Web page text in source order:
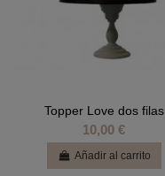
Topper Love dos filas
10,00 €
Añadir al carrito